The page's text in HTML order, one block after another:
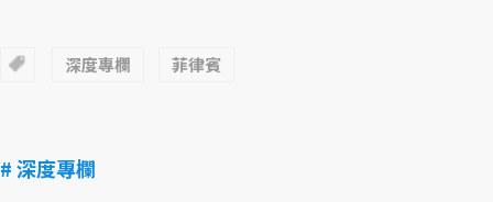
深度專欄 菲律賓
# 深度專欄